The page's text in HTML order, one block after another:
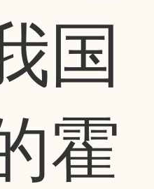
国
霍